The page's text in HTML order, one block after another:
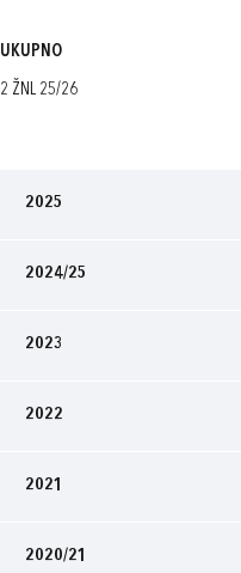
UKUPNO
2 ŽNL 25/26
2025
2024/25
2023
2022
2021
2020/21